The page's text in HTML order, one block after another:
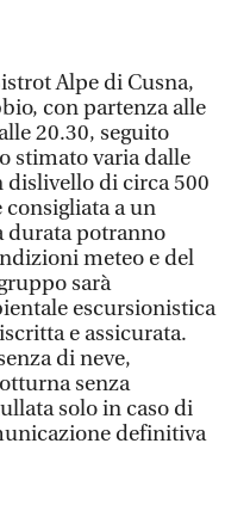
Alpe di Cusna,
con partenza alle
20.30, seguito
stimato varia dalle
dislivello di circa 500
a un
durata potranno
meteo e del
sarà
escursionistica
e assicurata.
di neve,
senza
solo in caso di
definitiva